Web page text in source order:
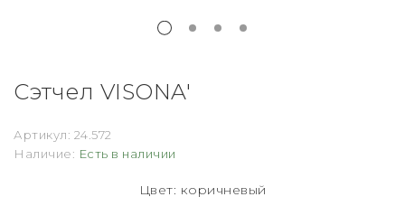
Сэтчел VISONA'
Артикул: 24.572
Наличие: Есть в наличии
Цвет: коричневый